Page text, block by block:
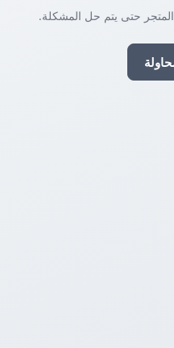
حتى يتم حل المشكلة.